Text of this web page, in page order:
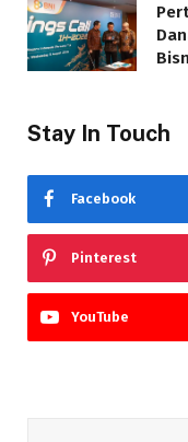
Stay In Touch
Facebook
Pinterest
YouTube